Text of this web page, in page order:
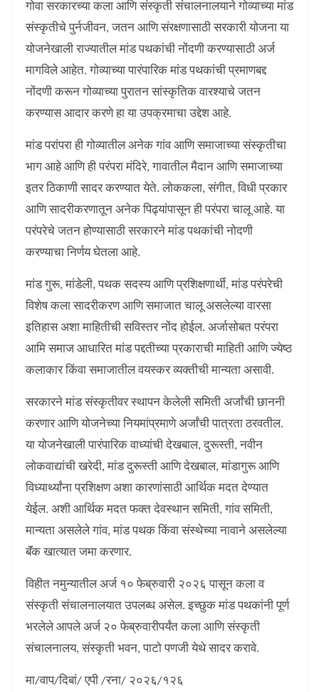
गोवा सरकारच्या कला आणि संस्कृती संचालनालयाने गोव्याच्या मांड
संस्कृतीचे पुर्नजीवन, जतन आणि संरक्षणासाठी सरकारी योजना या
योजनेखाली राज्यातील मांड पथकांची नोंदणी करण्यासाठी अर्ज
मागविले आहेत. गोव्याच्या पारंपारिक मांड पथकांची प्रमाणबद्द
नोंदणी करून गोव्याच्या पुरातन सांस्कृतिक वारश्याचे जतन
करण्यास आदार करणे हा या उपक्रमाचा उद्देश आहे.
मांड परांपरा ही गोव्यातील अनेक गांव आणि समाजाच्या संस्कृतीचा
भाग आहे आणि ही परंपरा मंदिरे, गावातील मैदान आणि समाजाच्या
इतर ठिकाणी सादर करण्यात येते. लोककला, संगीत, विधी प्रकार
आणि सादरीकरणातून अनेक पिढ्यांपासून ही परंपरा चालू आहे. या
परंपरेचे जतन होण्यासाठी सरकारने मांड पथकांची नोदणी
करण्याचा निर्णय घेतला आहे.
मांड गुरू, मांडेली, पथक सदस्य आणि प्रशिक्षणार्थी, मांड परंपरेची
विशेष कला सादरीकरण आणि समाजात चालू असलेल्या वारसा
इतिहास अशा माहितीची सविस्तर नोंद होईल. अर्जासोबत परंपरा
आमि समाज आधारित मांड पद्दतीच्या प्रकाराची माहिती आणि ज्येष्ठ
कलाकार किंवा समाजातील वयस्कर व्यक्तीची मान्यता असावी.
सरकारने मांड संस्कृतीवर स्थापन केलेली समिती अर्जांची छाननी
करणार आणि योजनेच्या नियमांप्रमाणे अर्जांची पात्रता ठरवतील.
या योजनेखाली पारंपारिक वाध्यांची देखबाल, दुरूस्ती, नवीन
लोकवाद्यांची खरेदी, मांड दुरूस्ती आणि देखबाल, मांडागुरू आणि
विध्यार्थ्यांना प्रशिक्षण अशा कारणांसाठी आर्थिक मदत देण्यात
येईल. अशी आर्थिक मदत फक्त देवस्थान समिती, गांव समिती,
मान्यता असलेले गांव, मांड पथक किंवा संस्थेच्या नावाने असलेल्या
बॅंक खात्यात जमा करणार.
विहीत नमुन्यातील अर्ज १० फेब्रुवारी २०२६ पासून कला व
संस्कृती संचालनालयात उपलब्ध असेल. इच्छुक मांड पथकांनी पूर्ण
भरलेले आपले अर्ज २० फेब्रुवारीपर्यंत कला आणि संस्कृती
संचालनालय, संस्कृती भवन, पाटो पणजी येथे सादर करावे.
मा/वाप/दिबां/ एपी /रना/ २०२६/१२६